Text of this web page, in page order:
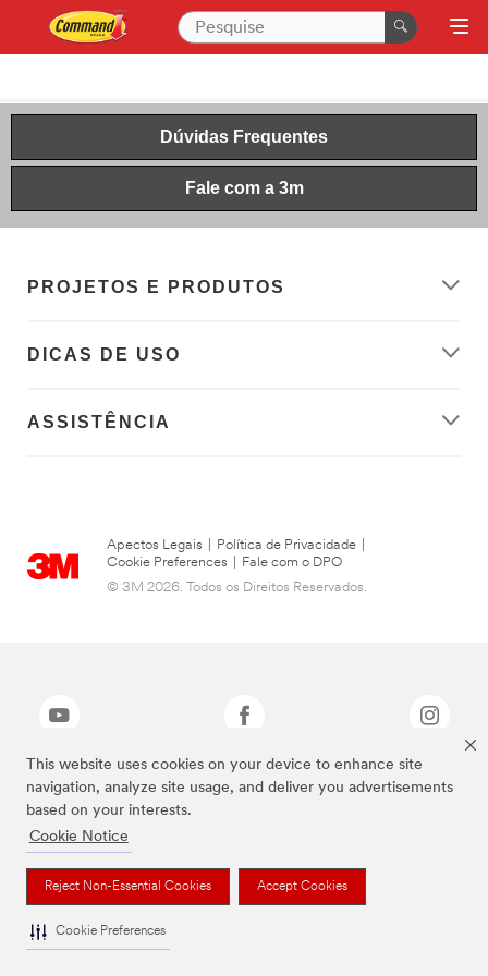
This website uses cookies on your device to enhance site
navigation, analyze site usage, and deliver you advertisements
based on your interests.
Cookie Notice
Reject Non-Essential Cookies Accept Cookies
Cookie Preferences
Dúvidas Frequentes
Fale com a 3m
PROJETOS E PRODUTOS
DICAS DE USO
ASSISTÊNCIA
Apectos Legais Política de Privacidade
Cookie Preferences
Fale com o DPO
© 3M 2026. Todos os Direitos Reservados.